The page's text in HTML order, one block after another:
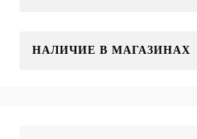
НАЛИЧИЕ В МАГАЗИНАХ